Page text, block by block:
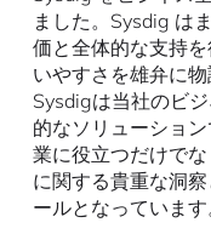
ました。Sysdig は
価と全体的な支持
いやすさを雄弁に物
Sysdigは当社のビ
的なソリューショ
業に役立つだけで
に関する貴重な洞
ールとなっていま